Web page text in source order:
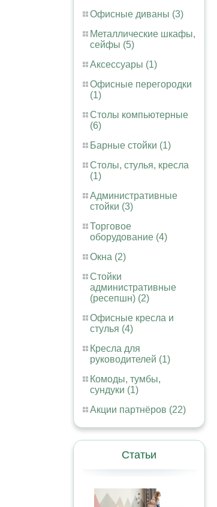
Офисные диваны (3)
Металлические шкафы,
сейфы (5)
Аксессуары (1)
Офисные перегородки
(1)
Столы компьютерные
(6)
Барные стойки (1)
Столы, стулья, кресла
(1)
Административные
стойки (3)
Торговое
оборудование (4)
Окна (2)
Стойки
административные
(ресепшн) (2)
Офисные кресла и
стулья (4)
Кресла для
руководителей (1)
Комоды, тумбы,
сундуки (1)
Акции партнёров (22)
Статьи